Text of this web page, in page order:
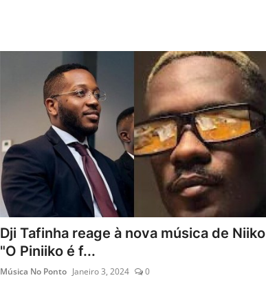
Dji Tafinha reage à nova música de Niiko
"O Piniiko é f...
Música No Ponto Janeiro 3, 2024 0